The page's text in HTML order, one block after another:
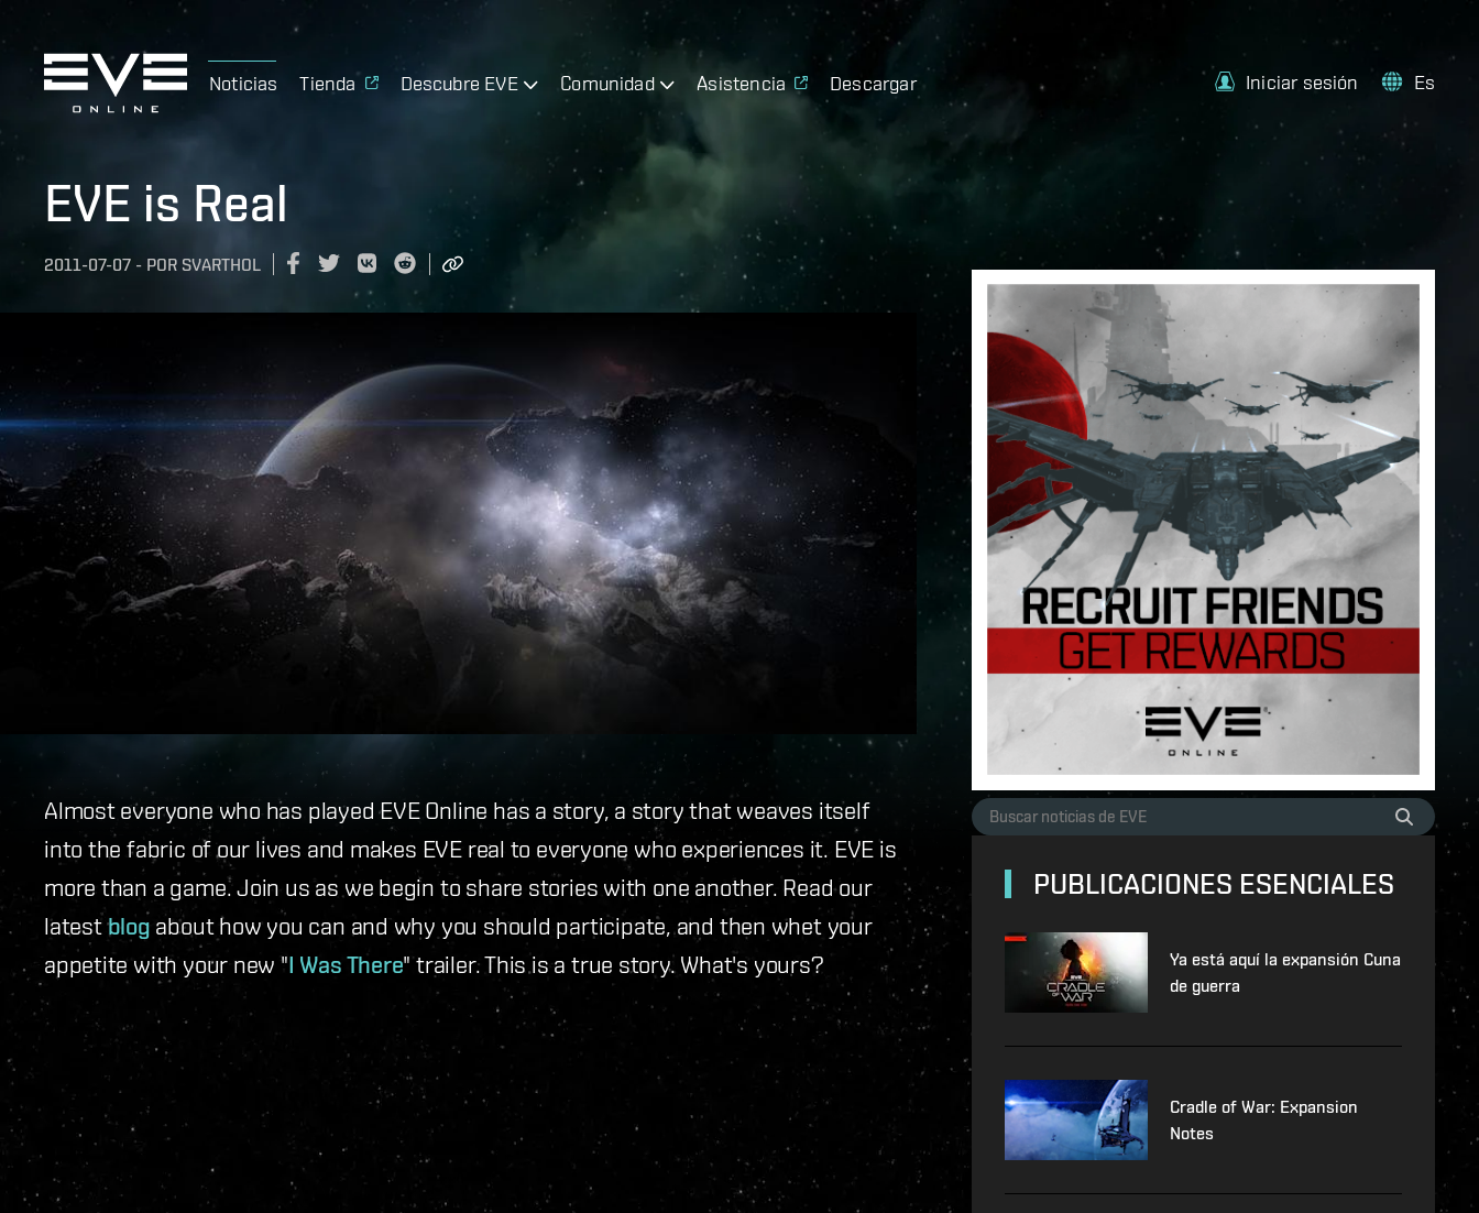
Noticias Tienda Descubre EVE Comunidad Asistencia Descargar Iniciar sesión Es
EVE is Real
2011-07-07 - POR SVARTHOL
Almost everyone who has played EVE Online has a story, a story that weaves itself
into the fabric of our lives and makes EVE real to everyone who experiences it. EVE is
more than a game. Join us as we begin to share stories with one another. Read our
latestblog about how you can and why you should participate, and then whet your
appetite with your new "I Was There" trailer. This is a true story. What's yours?
PUBLICACIONES ESENCIALES
Ya está aquí la expansión Cuna
de guerra
Cradle of War: Expansion
Notes